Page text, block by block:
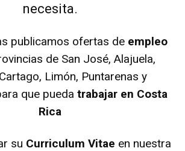
necesita.
publicamos ofertas de empleo
de San José, Alajuela,
Cartago, Limón, Puntarenas y
que pueda trabajar en Costa
Rica
su Curriculum Vitae en nuestra